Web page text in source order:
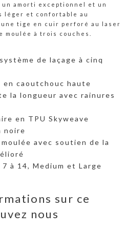
un amorti exceptionnel et un
léger et confortable au
tige en cuir perforé au laser
à trois couches.
de laçage à cinq
caoutchouc haute
la longueur avec rainures
en TPU Skyweave
noire
avec soutien de la
à 14, Medium et Large
sur ce
nous